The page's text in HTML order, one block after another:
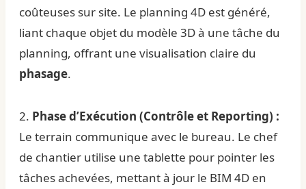
coûteuses sur site. Le planning 4D est généré,
liant chaque objet du modèle 3D à une tâche du
planning, offrant une visualisation claire du
phasage.
2. Phase d’Exécution (Contrôle et Reporting) :
Le terrain communique avec le bureau. Le chef
de chantier utilise une tablette pour pointer les
tâches achevées, mettant à jour le BIM 4D en